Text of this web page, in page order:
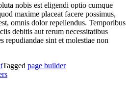
nobis est eligendi optio cumque
maxime placeat facere possimus,
omnis dolor repellendus. Temporibus
debitis aut rerum necessitatibus
repudiandae sint et molestiae non
Tagged page builder